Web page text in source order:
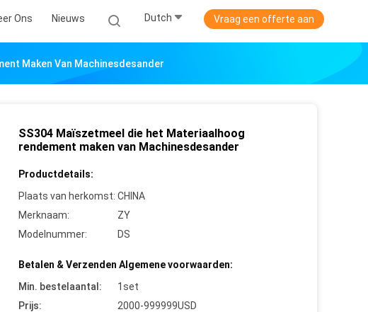
Ons Nieuws Dutch Vraag een offerte aan
Maken Van Machinesdesander
SS304 Maïszetmeel die het Materiaalhoog
rendement maken van Machinesdesander
Productdetails:
Plaats van herkomst: CHINA
Merknaam:
ZY
Modelnummer:
DS
Betalen & Verzenden Algemene voorwaarden:
Min. bestelaantal:
1set
Prijs:
2000-999999USD